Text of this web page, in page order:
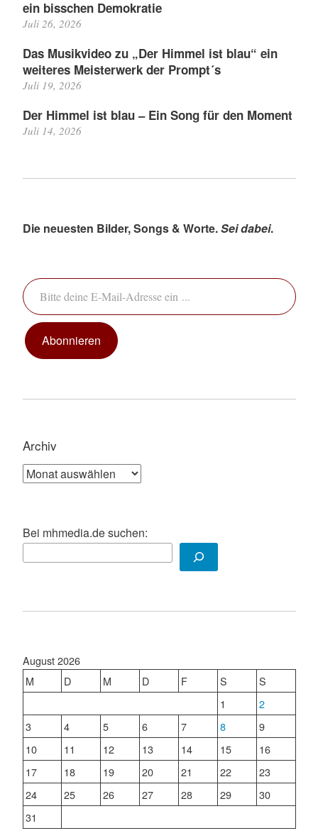
ein bisschen Demokratie
Juli 26, 2026
Das Musikvideo zu „Der Himmel ist blau“ ein
weiteres Meisterwerk der Prompt´s
Juli 19, 2026
Der Himmel ist blau – Ein Song für den Moment
Juli 14, 2026
Die neuesten Bilder, Songs & Worte.Sei dabei.
Bitte deine E-Mail-Adresse ein ...
Abonnieren
Archiv
Archiv
Bei mhmedia.de suchen:
August 2026
M
D M D F S
S
1
2
3
4 5 6 7 8
9
10
11 12 13 14 15
16
17
18 19 20 21 22
23
24
25 26 27 28 29
30
31